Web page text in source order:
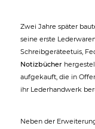
Zwei Jahre später
seine erste
Schreibgeräteetuis,
Notizbücher
aufgekauft, die in
ihr Lederhandwerk
Neben der